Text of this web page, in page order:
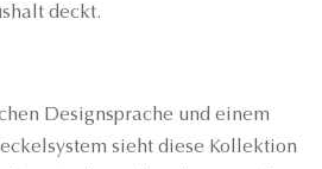
deckt.
Designsprache und einem
sieht diese Kollektion